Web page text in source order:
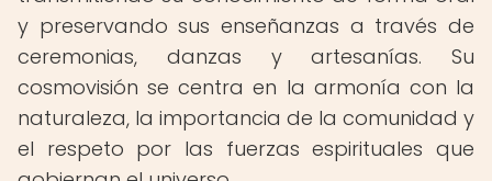
y preservando sus enseñanzas a través de
ceremonias, danzas y artesanías. Su
cosmovisión se centra en la armonía con la
naturaleza, la importancia de la comunidad y
el respeto por las fuerzas espirituales que